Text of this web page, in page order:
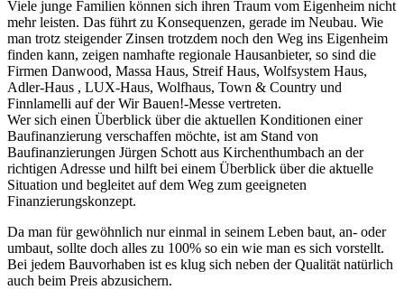
Viele junge Familien können sich ihren Traum vom Eigenheim nicht
mehr leisten. Das führt zu Konsequenzen, gerade im Neubau. Wie
man trotz steigender Zinsen trotzdem noch den Weg ins Eigenheim
finden kann, zeigen namhafte regionale Hausanbieter, so sind die
Firmen Danwood, Massa Haus, Streif Haus, Wolfsystem Haus,
Adler-Haus , LUX-Haus, Wolfhaus, Town & Country und
Finnlamelli auf der Wir Bauen!-Messe vertreten.
Wer sich einen Überblick über die aktuellen Konditionen einer
Baufinanzierung verschaffen möchte, ist am Stand von
Baufinanzierungen Jürgen Schott aus Kirchenthumbach an der
richtigen Adresse und hilft bei einem Überblick über die aktuelle
Situation und begleitet auf dem Weg zum geeigneten
Finanzierungskonzept.
Da man für gewöhnlich nur einmal in seinem Leben baut, an- oder
umbaut, sollte doch alles zu 100% so ein wie man es sich vorstellt.
Bei jedem Bauvorhaben ist es klug sich neben der Qualität natürlich
auch beim Preis abzusichern.